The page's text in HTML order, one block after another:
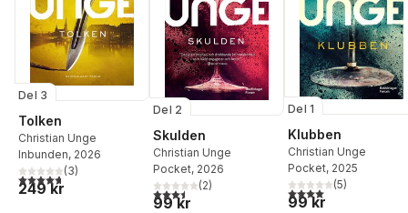
Del 3
Tolken
Christian Unge
Inbunden, 2026
4,7utav 5 stjärnor. Totalt antal röster:
(3)
249 kr
Del 2
Skulden
Christian Unge
Pocket, 2026
3,5utav 5 stjärnor. Totalt antal röster:
(2)
99 kr
Del 1
Klubben
Christian Unge
Pocket, 2025
4,0utav 5 stjärnor.
(5)
99 kr